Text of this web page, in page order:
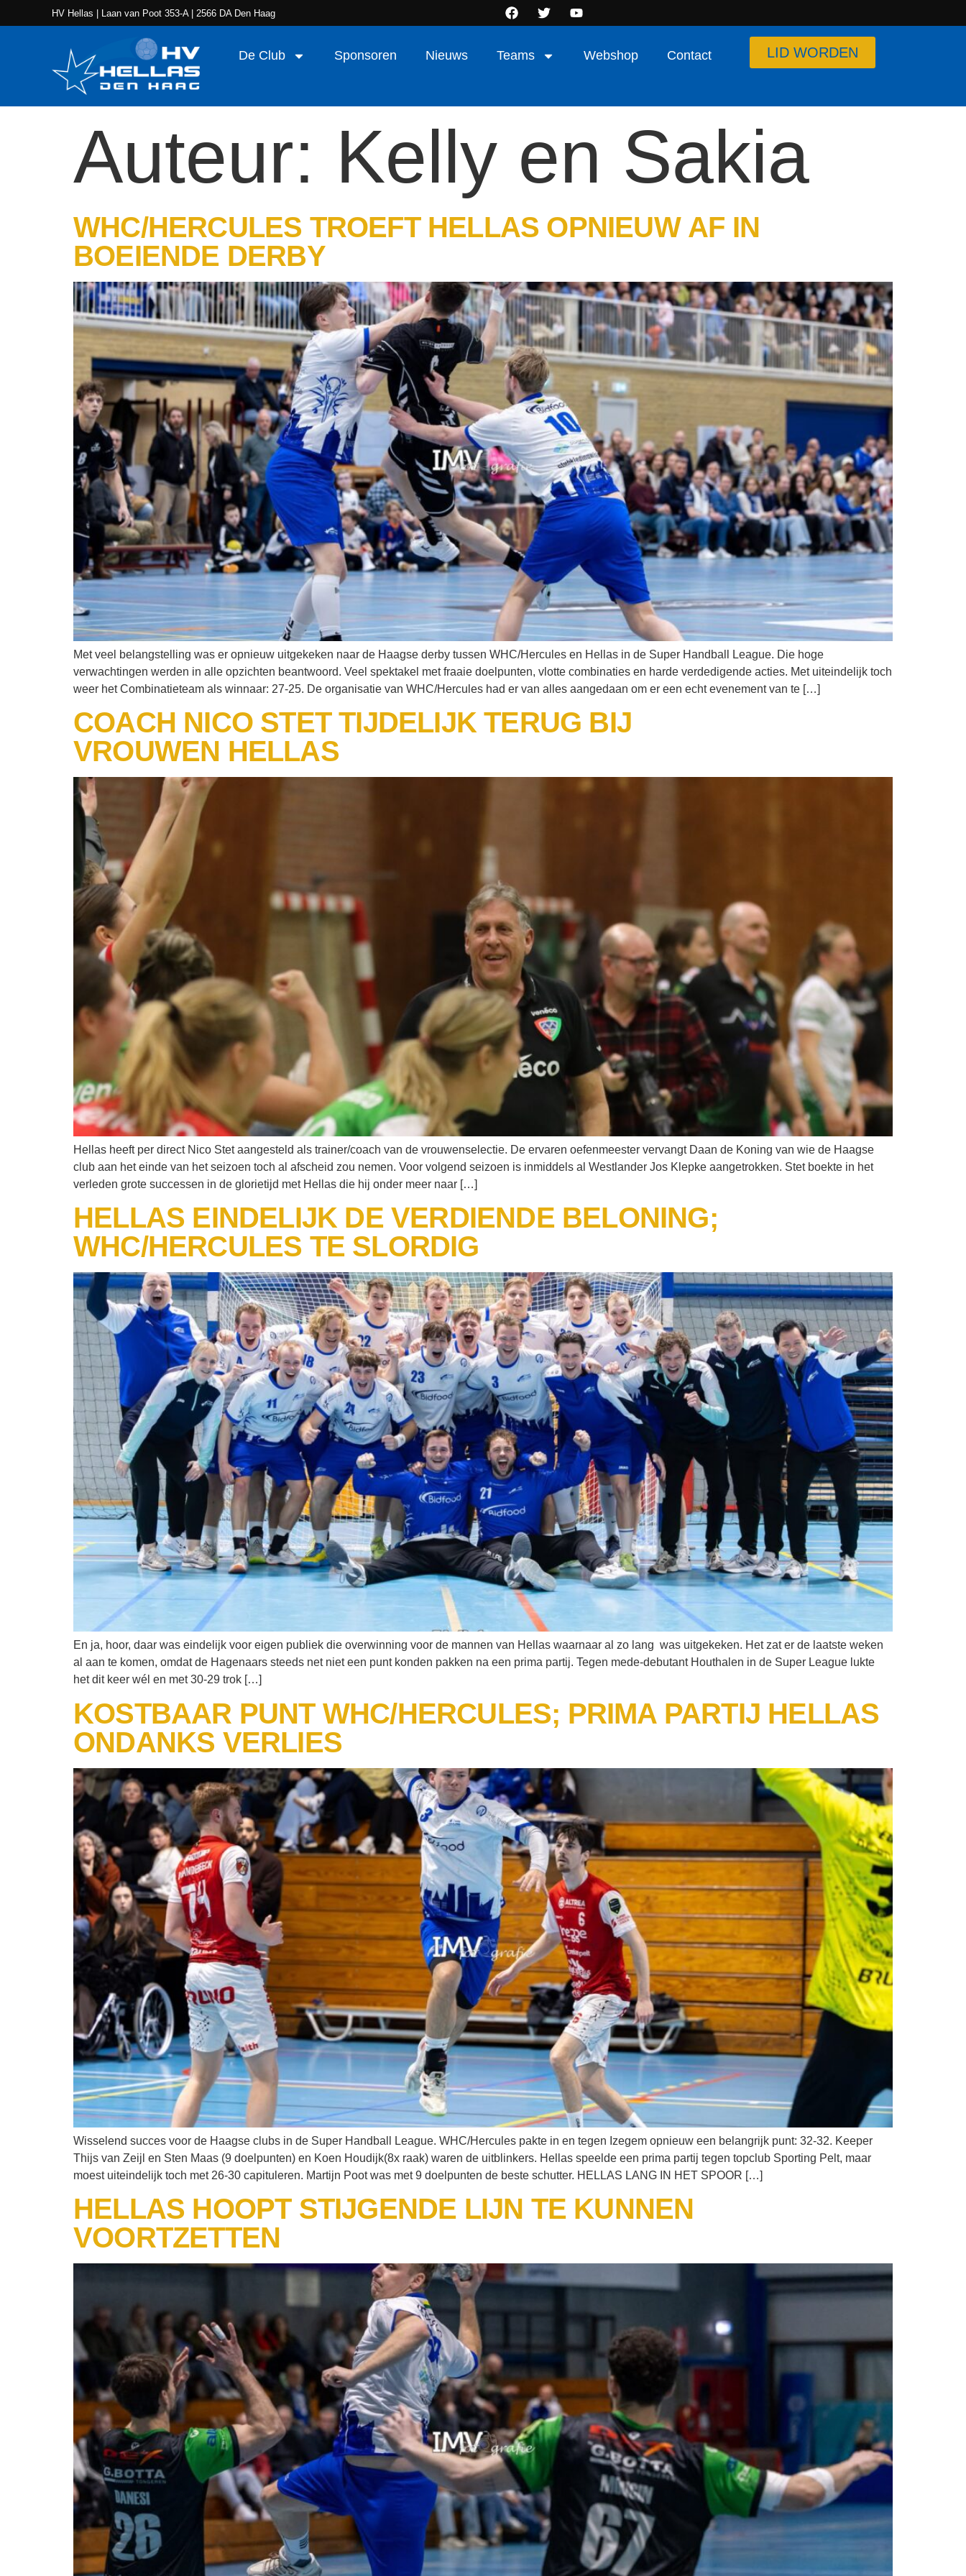
HV Hellas | Laan van Poot 353-A | 2566 DA Den Haag
De Club Sponsoren Nieuws Teams Webshop Contact LID WORDEN
Auteur: Kelly en Sakia
WHC/HERCULES TROEFT HELLAS OPNIEUW AF IN
BOEIENDE DERBY
Met veel belangstelling was er opnieuw uitgekeken naar de Haagse derby tussen WHC/Hercules en Hellas in de Super Handball League. Die hoge
verwachtingen werden in alle opzichten beantwoord. Veel spektakel met fraaie doelpunten, vlotte combinaties en harde verdedigende acties. Met uiteindelijk toch
weer het Combinatieteam als winnaar: 27-25. De organisatie van WHC/Hercules had er van alles aangedaan om er een echt evenement van te […]
COACH NICO STET TIJDELIJK TERUG BIJ
VROUWEN HELLAS
Hellas heeft per direct Nico Stet aangesteld als trainer/coach van de vrouwenselectie. De ervaren oefenmeester vervangt Daan de Koning van wie de Haagse
club aan het einde van het seizoen toch al afscheid zou nemen. Voor volgend seizoen is inmiddels al Westlander Jos Klepke aangetrokken. Stet boekte in het
verleden grote successen in de glorietijd met Hellas die hij onder meer naar […]
HELLAS EINDELIJK DE VERDIENDE BELONING;
WHC/HERCULES TE SLORDIG
En ja, hoor, daar was eindelijk voor eigen publiek die overwinning voor de mannen van Hellas waarnaar al zo lang was uitgekeken. Het zat er de laatste weken
al aan te komen, omdat de Hagenaars steeds net niet een punt konden pakken na een prima partij. Tegen mede-debutant Houthalen in de Super League lukte
het dit keer wél en met 30-29 trok […]
KOSTBAAR PUNT WHC/HERCULES; PRIMA PARTIJ HELLAS
ONDANKS VERLIES
Wisselend succes voor de Haagse clubs in de Super Handball League. WHC/Hercules pakte in en tegen Izegem opnieuw een belangrijk punt: 32-32. Keeper
Thijs van Zeijl en Sten Maas (9 doelpunten) en Koen Houdijk(8x raak) waren de uitblinkers. Hellas speelde een prima partij tegen topclub Sporting Pelt, maar
moest uiteindelijk toch met 26-30 capituleren. Martijn Poot was met 9 doelpunten de beste schutter. HELLAS LANG IN HET SPOOR […]
HELLAS HOOPT STIJGENDE LIJN TE KUNNEN
VOORTZETTEN